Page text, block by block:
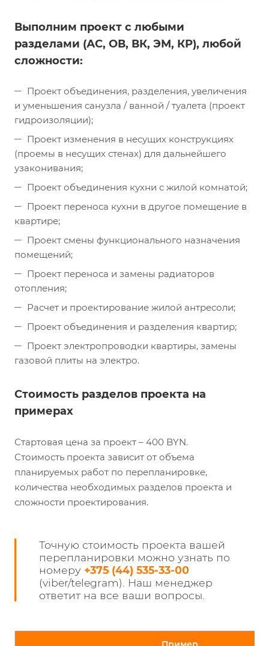
Выполним проект с любыми
разделами (АС, ОВ, ВК, ЭМ, КР), любой
сложности:
Проект объединения, разделения, увеличения
и уменьшения санузла / ванной / туалета (проект
гидроизоляции);
Проект изменения в несущих конструкциях
(проемы в несущих стенах) для дальнейшего
узаконивания;
Проект объединения кухни с жилой комнатой;
Проект переноса кухни в другое помещение в
квартире;
Проект смены функционального назначения
помещений;
Проект переноса и замены радиаторов
отопления;
Расчет и проектирование жилой антресоли;
Проект объединения и разделения квартир;
Проект электропроводки квартиры, замены
газовой плиты на электро.
Стоимость разделов проекта на
примерах
Стартовая цена за проект – 400 BYN.
Стоимость проекта зависит от объема
планируемых работ по перепланировке,
количества необходимых разделов проекта и
сложности проектирования.
Точную стоимость проекта вашей
перепланировки можно узнать по
номеру +375 (44) 535-33-00
(viber/telegram). Наш менеджер
ответит на все ваши вопросы.